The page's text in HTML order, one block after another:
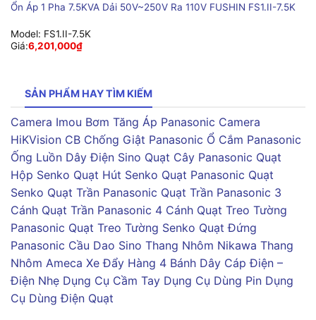
Ổn Áp 1 Pha 7.5KVA Dải 50V~250V Ra 110V FUSHIN FS1.II-7.5K
Model: FS1.II-7.5K
Giá:6,201,000₫
SẢN PHẨM HAY TÌM KIẾM
Camera Imou Bơm Tăng Áp Panasonic Camera
HiKVision CB Chống Giật Panasonic Ổ Cắm Panasonic
Ống Luồn Dây Điện Sino Quạt Cây Panasonic Quạt
Hộp Senko Quạt Hút Senko Quạt Panasonic Quạt
Senko Quạt Trần Panasonic Quạt Trần Panasonic 3
Cánh Quạt Trần Panasonic 4 Cánh Quạt Treo Tường
Panasonic Quạt Treo Tường Senko Quạt Đứng
Panasonic Cầu Dao Sino Thang Nhôm Nikawa Thang
Nhôm Ameca Xe Đẩy Hàng 4 Bánh Dây Cáp Điện –
Điện Nhẹ Dụng Cụ Cầm Tay Dụng Cụ Dùng Pin Dụng
Cụ Dùng Điện Quạt